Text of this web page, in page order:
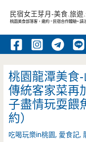
內
民宿女王芽月-美食.旅遊
桃園美食部落客，邀約 -民宿合作體驗~ 請
桃園龍潭美食
傳統客家菜再
子盡情玩耍餵
約）
吃喝玩樂in桃園, 愛食記,